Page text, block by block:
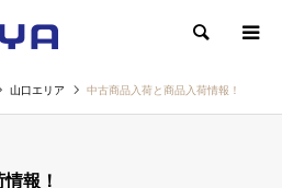
検索
山口エリア 中古商品入荷と商品入荷情報！
報！